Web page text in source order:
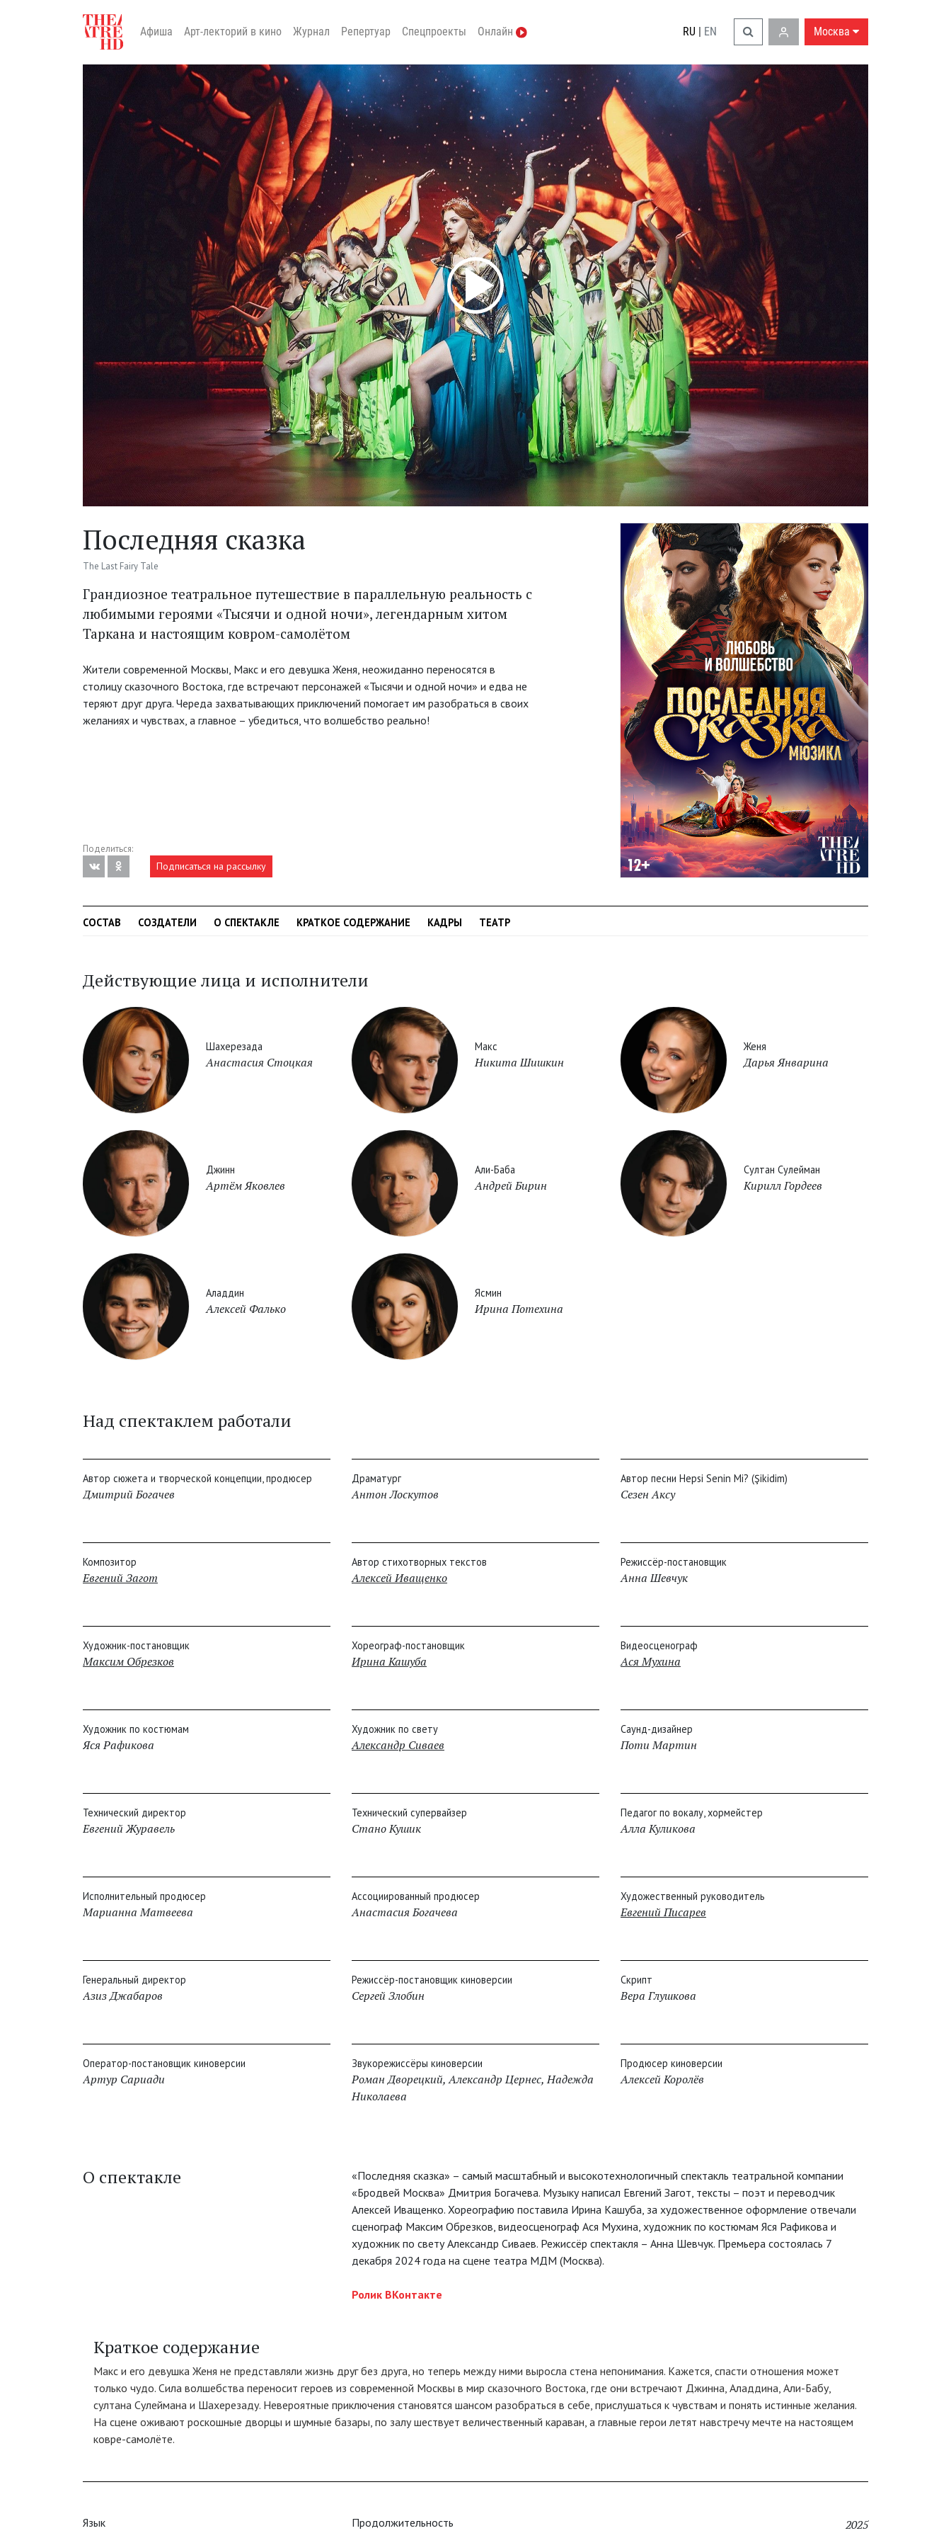
Москва
Афиша Арт-лекторий в кино Журнал Репертуар Спецпроекты Онлайн RU | EN
Последняя сказка
The Last Fairy Tale
Грандиозное театральное путешествие в параллельную реальность с
любимыми героями «Тысячи и одной ночи», легендарным хитом
Таркана и настоящим ковром-самолётом
Жители современной Москвы, Макс и его девушка Женя, неожиданно переносятся в
столицу сказочного Востока, где встречают персонажей «Тысячи и одной ночи» и едва не
теряют друг друга. Череда захватывающих приключений помогает им разобраться в своих
желаниях и чувствах, а главное – убедиться, что волшебство реально!
Поделиться:
Подписаться на рассылку
СОСТАВ СОЗДАТЕЛИ О СПЕКТАКЛЕ КРАТКОЕ СОДЕРЖАНИЕ КАДРЫ ТЕАТР
Действующие лица и исполнители
Шахерезада
Анастасия Стоцкая
Макс
Никита Шишкин
Женя
Дарья Январина
Джинн
Артём Яковлев
Али-Баба
Андрей Бирин
Султан Сулейман
Кирилл Гордеев
Аладдин
Алексей Фалько
Ясмин
Ирина Потехина
Над спектаклем работали
Автор сюжета и творческой концепции, продюсер
Дмитрий Богачев
Драматург
Антон Лоскутов
Автор песни Hepsi Senin Mi? (Şikidim)
Сезен Аксу
Композитор
Евгений Загот
Автор стихотворных текстов
Алексей Иващенко
Режиссёр-постановщик
Анна Шевчук
Художник-постановщик
Максим Обрезков
Хореограф-постановщик
Ирина Кашуба
Видеосценограф
Ася Мухина
Художник по костюмам
Яся Рафикова
Художник по свету
Александр Сиваев
Саунд-дизайнер
Поти Мартин
Технический директор
Евгений Журавель
Технический супервайзер
Стано Кушик
Педагог по вокалу, хормейстер
Алла Куликова
Исполнительный продюсер
Марианна Матвеева
Ассоциированный продюсер
Анастасия Богачева
Художественный руководитель
Евгений Писарев
Генеральный директор
Азиз Джабаров
Режиссёр-постановщик киноверсии
Сергей Злобин
Скрипт
Вера Глушкова
Оператор-постановщик киноверсии
Артур Сариади
Звукорежиссёры киноверсии
Роман Дворецкий,Александр Цернес,Надежда
Николаева
Продюсер киноверсии
Алексей Королёв
О спектакле
«Последняя сказка» – самый масштабный и высокотехнологичный спектакль театральной компании
«Бродвей Москва» Дмитрия Богачева. Музыку написал Евгений Загот, тексты – поэт и переводчик
Алексей Иващенко. Хореографию поставила Ирина Кашуба, за художественное оформление отвечали
сценограф Максим Обрезков, видеосценограф Ася Мухина, художник по костюмам Яся Рафикова и
художник по свету Александр Сиваев. Режиссёр спектакля – Анна Шевчук. Премьера состоялась 7
декабря 2024 года на сцене театра МДМ (Москва).
Ролик ВКонтакте
Краткое содержание
Макс и его девушка Женя не представляли жизнь друг без друга, но теперь между ними выросла стена непонимания. Кажется, спасти отношения может
только чудо. Сила волшебства переносит героев из современной Москвы в мир сказочного Востока, где они встречают Джинна, Аладдина, Али-Бабу,
султана Сулеймана и Шахерезаду. Невероятные приключения становятся шансом разобраться в себе, прислушаться к чувствам и понять истинные желания.
На сцене оживают роскошные дворцы и шумные базары, по залу шествует величественный караван, а главные герои летят навстречу мечте на настоящем
ковре-самолёте.
Язык Продолжительность
2025